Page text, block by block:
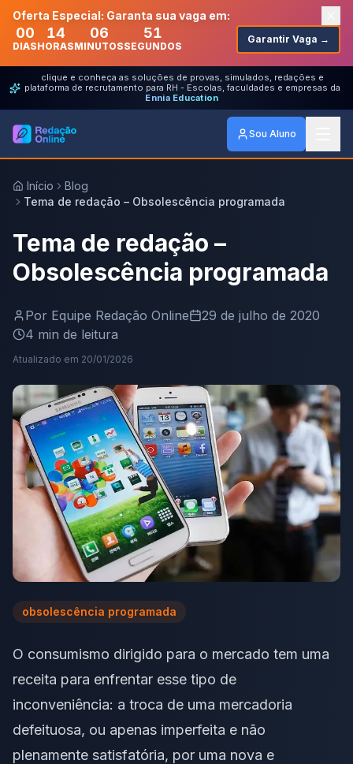
Oferta Especial: Garanta sua vaga em:
00
DIAS
14
HORAS
06
MINUTOS
51
SEGUNDOS
Garantir Vaga →
clique e conheça as soluções de provas, simulados, redações e
plataforma de recrutamento para RH - Escolas, faculdades e empresas da
Ennia Education
Sou Aluno
Início
Blog
Tema de redação – Obsolescência programada
Tema de redação –
Obsolescência programada
Por Equipe Redação Online
29 de julho de 2020
4 min de leitura
Atualizado em 20/01/2026
obsolescência programada
O consumismo dirigido para o mercado tem uma
receita para enfrentar esse tipo de
inconveniência: a troca de uma mercadoria
defeituosa, ou apenas imperfeita e não
plenamente satisfatória, por uma nova e